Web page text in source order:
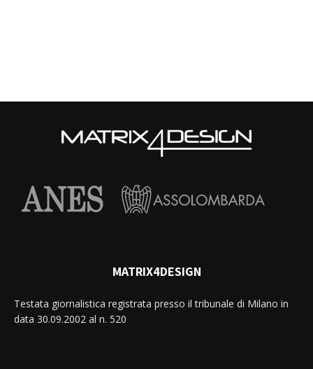
MATRIX4DESIGN
Testata giornalistica registrata presso il tribunale di Milano in
data 30.09.2002 al n. 520